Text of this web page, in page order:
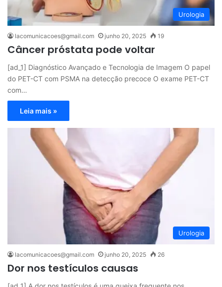
Urologia
lacomunicacoes@gmail.com junho 20, 2025 19
Câncer próstata pode voltar
[ad_1] Diagnóstico Avançado e Tecnologia de Imagem O papel
do PET-CT com PSMA na detecção precoce O exame PET-CT
com…
Leia mais »
Urologia
lacomunicacoes@gmail.com junho 20, 2025 26
Dor nos testículos causas